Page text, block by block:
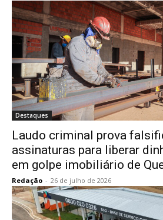
Destaques
Laudo criminal prova
assinaturas para liberar
em golpe imobiliário de
Redação - 26 de julho de 2026